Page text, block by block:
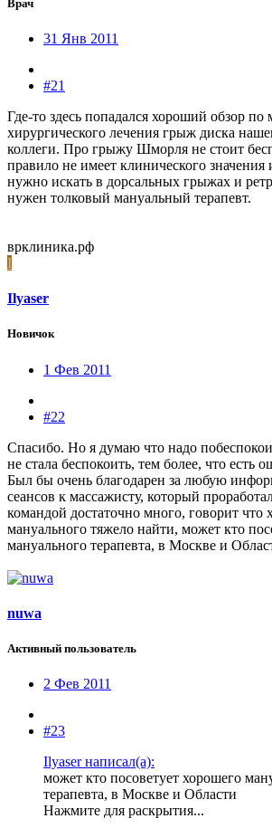
Врач
31 Янв 2011
#21
Где-то здесь попадался хороший обзор по
хирургического лечения грыж диска
коллеги. Про грыжу Шморля не стоит
правило не имеет клинического
нужно искать в дорсальных грыжах и
нужен толковый мануальный терапевт.
врклиника.рф
I
Ilyaser
Новичок
1 Фев 2011
#22
Спасибо. Но я думаю что надо
не стала беспокоить, тем более, что есть
Был бы очень благодарен за любую
сеансов к массажисту, который
командой достаточно много, говорит что
мануального тяжело найти, может кто
мануального терапевта, в Москве и
nuwa
Активный пользователь
2 Фев 2011
#23
Ilyaser написал(а):
может кто посоветует хорошего
терапевта, в Москве и Области
Нажмите для раскрытия...